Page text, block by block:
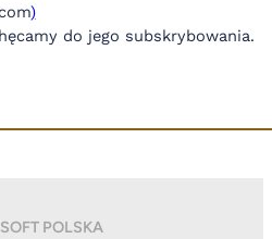
)
do jego subskrybowania.
POLSKA